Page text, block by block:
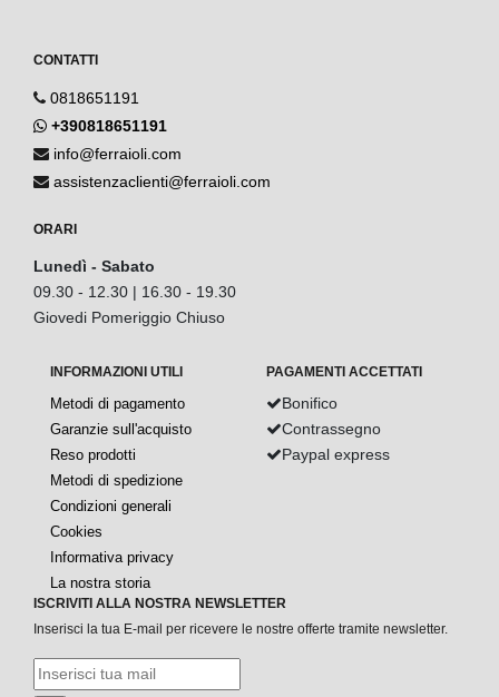
CONTATTI
0818651191
+390818651191
info@ferraioli.com
assistenzaclienti@ferraioli.com
ORARI
Lunedì - Sabato
09.30 - 12.30 | 16.30 - 19.30
Giovedi Pomeriggio Chiuso
INFORMAZIONI UTILI
Metodi di pagamento
Garanzie sull'acquisto
Reso prodotti
Metodi di spedizione
Condizioni generali
Cookies
Informativa privacy
La nostra storia
PAGAMENTI ACCETTATI
Bonifico
Contrassegno
Paypal express
ISCRIVITI ALLA NOSTRA NEWSLETTER
Inserisci la tua E-mail per ricevere le nostre offerte tramite newsletter.